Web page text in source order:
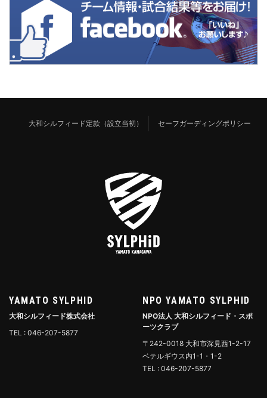
大和シルフィード定款（設立当初） セーフガーディングポリシー
YAMATO SYLPHID
大和シルフィード株式会社
TEL : 046-207-5877
NPO YAMATO SYLPHID
NPO法人 大和シルフィード・スポ
ーツクラブ
〒242-0018 大和市深見西1-2-17
ベテルギウス内1-1・1-2
TEL : 046-207-5877